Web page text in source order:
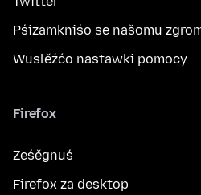
Pśizamkniśo se našomu
Wuslěźćo nastawki pomocy
Firefox
Ześěgnuś
Firefox za desktop